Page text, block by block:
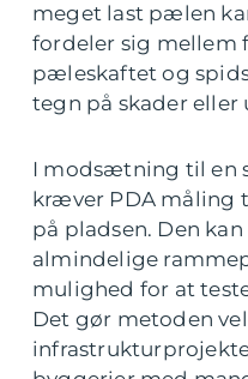
meget last pælen
fordeler sig mellem
pæleskaftet og
tegn på skader
I modsætning til en
kræver PDA måling
på pladsen. Den
almindelige
mulighed for at
Det gør metoden